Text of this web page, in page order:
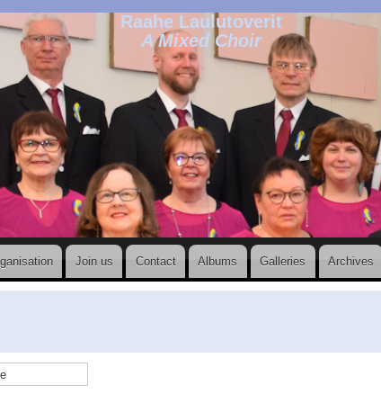
Raahe Laulutoverit
A Mixed Choir
Join us Contact Albums Galleries Archives